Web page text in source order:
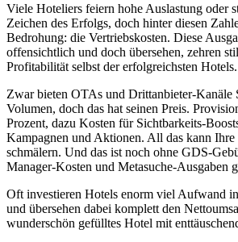
Viele Hoteliers feiern hohe Auslastung oder
Zeichen des Erfolgs, doch hinter diesen
Bedrohung: die Vertriebskosten. Diese
offensichtlich und doch übersehen, zehren
Profitabilität selbst der erfolgreichsten Hotels.
Zwar bieten OTAs und Drittanbieter-Kanäle
Volumen, doch das hat seinen Preis.
Prozent, dazu Kosten für Sichtbarkeits-
Kampagnen und Aktionen. All das kann Ihre
schmälern. Und das ist noch ohne GDS-
Manager-Kosten und Metasuche-Ausgaben
Oft investieren Hotels enorm viel Aufwand
und übersehen dabei komplett den
wunderschön gefülltes Hotel mit